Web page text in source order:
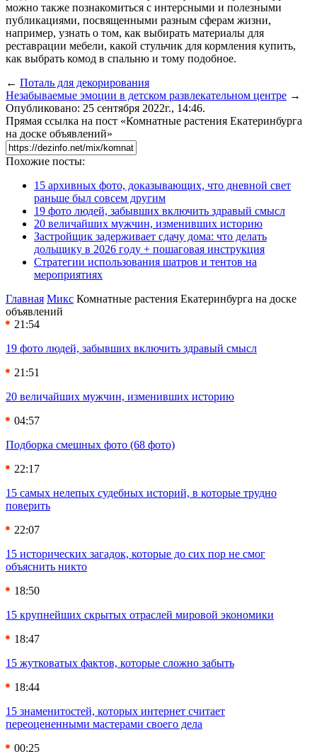
можно также познакомиться с интерсными и полезными
публикациями, посвященными разным сферам жизни,
например, узнать о том, как выбирать материалы для
реставрации мебели, какой стульчик для кормления купить,
как выбрать комод в спальню и тому подобное.
← Поталь для декорирования
Незабываемые эмоции в детском развлекательном центре →
Опубликовано: 25 сентября 2022г., 14:46.
Прямая ссылка на пост «Комнатные растения Екатеринбурга
на доске объявлений»
Похожие посты:
15 архивных фото, доказывающих, что дневной свет
раньше был совсем другим
19 фото людей, забывших включить здравый смысл
20 величайших мужчин, изменивших историю
Застройщик задерживает сдачу дома: что делать
дольщику в 2026 году + пошаговая инструкция
Стратегии использования шатров и тентов на
мероприятиях
Главная Микс Комнатные растения Екатеринбурга на доске
объявлений
21:54
19 фото людей, забывших включить здравый смысл
21:51
20 величайших мужчин, изменивших историю
04:57
Подборка смешных фото (68 фото)
22:17
15 самых нелепых судебных историй, в которые трудно
поверить
22:07
15 исторических загадок, которые до сих пор не смог
объяснить никто
18:50
15 крупнейших скрытых отраслей мировой экономики
18:47
15 жутковатых фактов, которые сложно забыть
18:44
15 знаменитостей, которых интернет считает
переоцененными мастерами своего дела
00:25